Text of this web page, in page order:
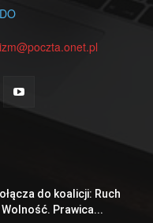
do koalicji: Ruch
Prawica...